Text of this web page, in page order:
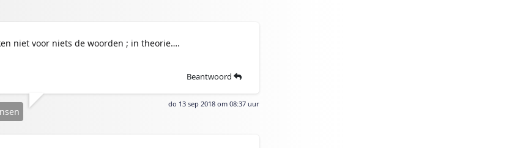
niet voor niets de woorden ; in theorie….
Beantwoord
do 13 sep 2018 om 08:37 uur